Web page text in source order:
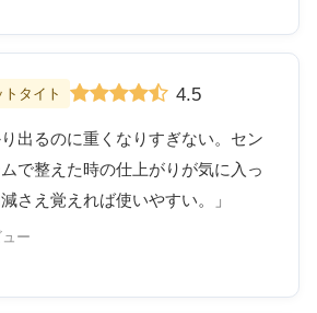
トタイト 4.5
り出るのに重くなりすぎない。セン
で整えた時の仕上がりが気に入っ
さえ覚えれば使いやすい。」
ー